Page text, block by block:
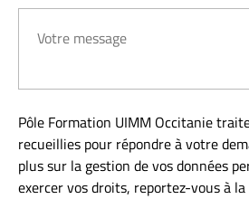
Pôle Formation UIMM Occitanie
recueillies pour répondre à votre
plus sur la gestion de vos données
exercer vos droits, reportez-vous à